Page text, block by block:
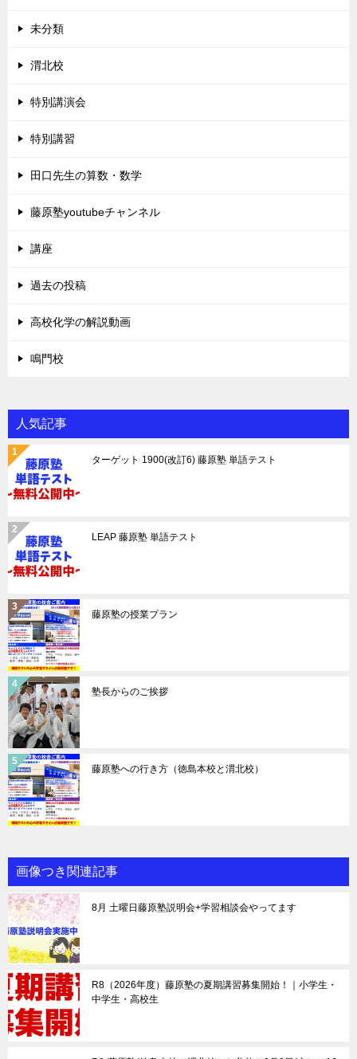
未分類
渭北校
特別講演会
特別講習
田口先生の算数・数学
藤原塾youtubeチャンネル
講座
過去の投稿
高校化学の解説動画
鳴門校
人気記事
ターゲット 1900(改訂6) 藤原塾 単語テスト
LEAP 藤原塾 単語テスト
藤原塾の授業プラン
塾長からのご挨拶
藤原塾への行き方（徳島本校と渭北校）
画像つき関連記事
8月 土曜日藤原塾説明会+学習相談会やってます
R8（2026年度）藤原塾の夏期講習募集開始！｜小学生・
中学生・高校生